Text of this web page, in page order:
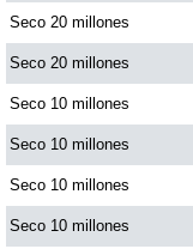
Seco 20 millones
Seco 20 millones
Seco 10 millones
Seco 10 millones
Seco 10 millones
Seco 10 millones